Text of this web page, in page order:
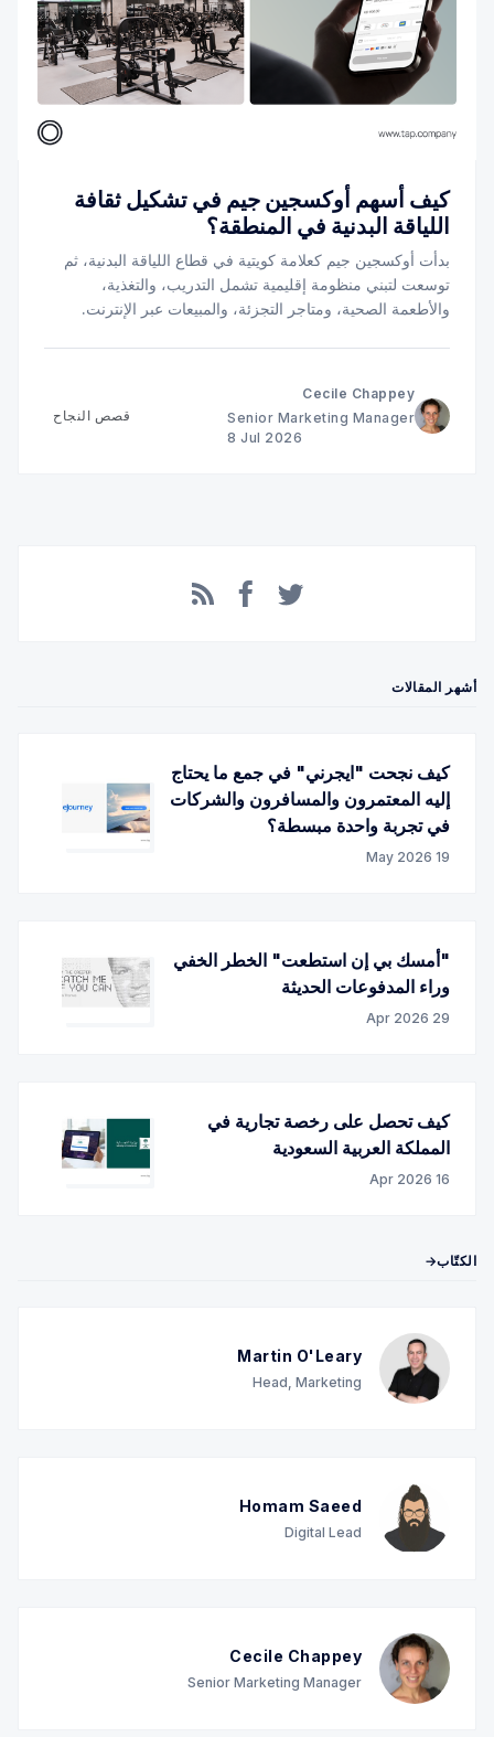
كيف أسهم أوكسجين جيم في تشكيل ثقافة
اللياقة البدنية في المنطقة؟
بدأت أوكسجين جيم كعلامة كويتية في قطاع اللياقة البدنية، ثم
توسعت لتبني منظومة إقليمية تشمل التدريب، والتغذية،
والأطعمة الصحية، ومتاجر التجزئة، والمبيعات عبر الإنترنت.
Cecile Chappey
Senior Marketing Manager
8 Jul 2026
قصص النجاح
أشهر المقالات
كيف نجحت "ايجرني" في جمع ما يحتاج
إليه المعتمرون والمسافرون والشركات
في تجربة واحدة مبسطة؟
19 May 2026
"أمسك بي إن استطعت" الخطر الخفي
وراء المدفوعات الحديثة
29 Apr 2026
كيف تحصل على رخصة تجارية في
المملكة العربية السعودية
16 Apr 2026
الكتّاب→
Martin O'Leary
Head, Marketing
Homam Saeed
Digital Lead
Cecile Chappey
Senior Marketing Manager